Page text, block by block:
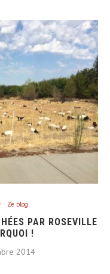
Ze blog
PAR ROSEVILLE
!
2014